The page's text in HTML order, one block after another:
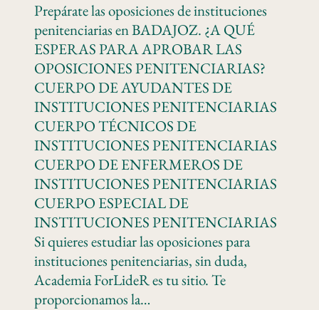
Prepárate las oposiciones de instituciones
penitenciarias en BADAJOZ. ¿A QUÉ
ESPERAS PARA APROBAR LAS
OPOSICIONES PENITENCIARIAS?
CUERPO DE AYUDANTES DE
INSTITUCIONES PENITENCIARIAS
CUERPO TÉCNICOS DE
INSTITUCIONES PENITENCIARIAS
CUERPO DE ENFERMEROS DE
INSTITUCIONES PENITENCIARIAS
CUERPO ESPECIAL DE
INSTITUCIONES PENITENCIARIAS
Si quieres estudiar las oposiciones para
instituciones penitenciarias, sin duda,
Academia ForLideR es tu sitio. Te
proporcionamos la…